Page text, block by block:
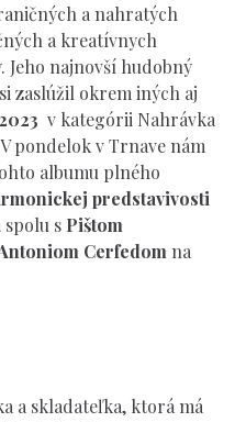
a nahratých
a kreatívnych
Jeho najnovší hudobný
si zaslúžil okrem iných aj
v kategórii Nahrávka
pondelok v Trnave nám
albumu plného
predstavivosti
spolu s Pištom
Cerfedom na
a skladateľka, ktorá má